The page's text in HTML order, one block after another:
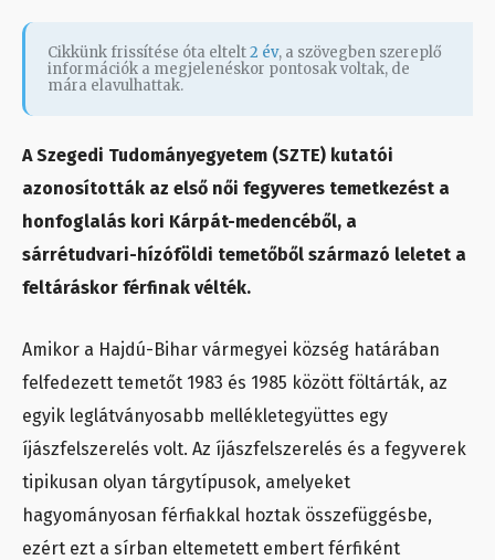
Cikkünk frissítése óta eltelt2 év, a szövegben szereplő
információk a megjelenéskor pontosak voltak, de
mára elavulhattak.
A Szegedi Tudományegyetem (SZTE) kutatói
azonosították az első női fegyveres temetkezést a
honfoglalás kori Kárpát-medencéből, a
sárrétudvari-hízóföldi temetőből származó leletet a
feltáráskor férfinak vélték.
Amikor a Hajdú-Bihar vármegyei község határában
felfedezett temetőt 1983 és 1985 között föltárták, az
egyik leglátványosabb mellékletegyüttes egy
íjászfelszerelés volt. Az íjászfelszerelés és a fegyverek
tipikusan olyan tárgytípusok, amelyeket
hagyományosan férfiakkal hoztak összefüggésbe,
ezért ezt a sírban eltemetett embert férfiként